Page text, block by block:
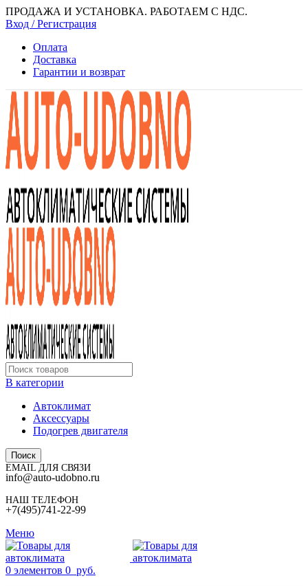
ПРОДАЖА И УСТАНОВКА. РАБОТАЕМ С НДС.
Вход / Регистрация
Оплата
Доставка
Гарантии и возврат
В категории
Автоклимат
Аксессуары
Подогрев двигателя
Поиск
EMAIL ДЛЯ СВЯЗИ
info@auto-udobno.ru
НАШ ТЕЛЕФОН
+7(495)741-22-99
Меню
0 элементов 0 руб.